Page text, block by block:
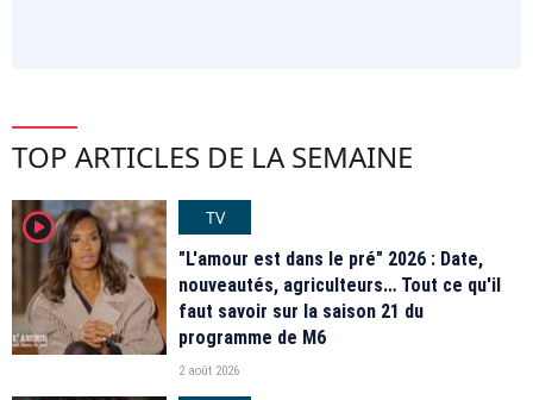
TOP ARTICLES DE LA SEMAINE
player2
TV
"L'amour est dans le pré" 2026 : Date,
nouveautés, agriculteurs… Tout ce qu'il
faut savoir sur la saison 21 du
programme de M6
2 août 2026